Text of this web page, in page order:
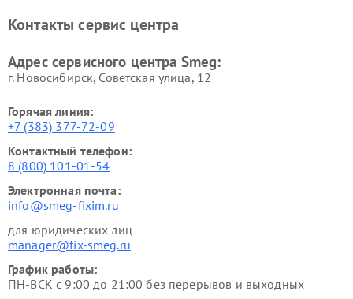
Контакты сервис центра
Адрес сервисного центра Smeg:
г. Новосибирск, Советская улица, 12
Горячая линия:
+7 (383) 377-72-09
Контактный телефон:
8 (800) 101-01-54
Электронная почта:
info@smeg-fixim.ru
для юридических лиц
manager@fix-smeg.ru
График работы:
ПН-ВСК с 9:00 до 21:00 без перерывов и выходных